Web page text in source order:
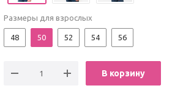
Размеры для взрослых
48 50 52 54 56
В корзину